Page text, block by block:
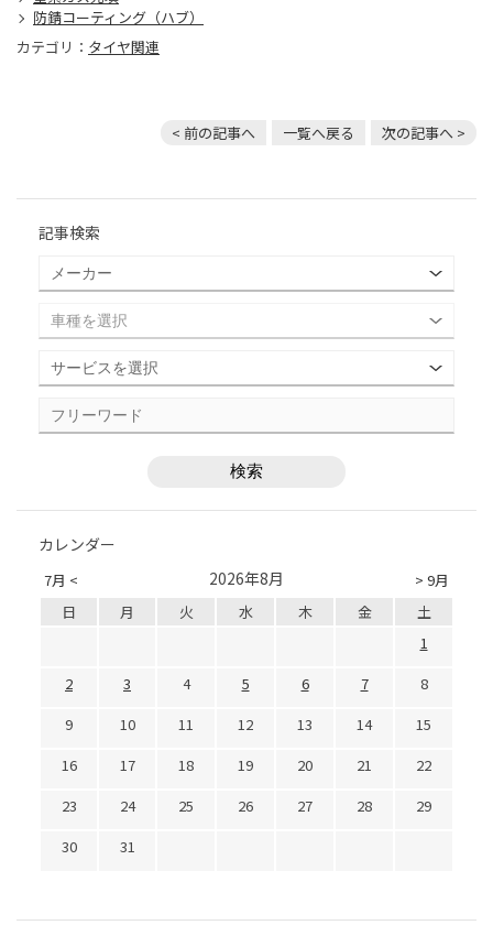
防錆コーティング（ハブ）
カテゴリ： タイヤ関連
< 前の記事へ 一覧へ戻る 次の記事へ >
記事検索
カレンダー
7月 < > 9月
2026年8月
日 月 火 水 木 金
土
1
2
3 4 5 6 7
8
9
10 11 12 13 14
15
16
17 18 19 20 21
22
23
24 25 26 27 28
29
30
31